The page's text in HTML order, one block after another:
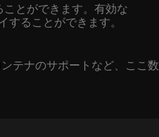
とができます。有効な
ることができます。
テナのサポートなど、ここ数